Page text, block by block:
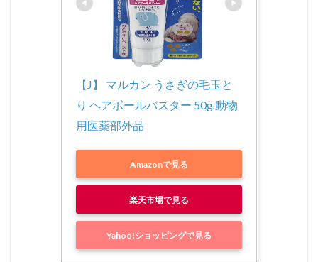
【J】 マルカン うさぎの毛玉と
り ヘアボールバスター 50g 動物
用医薬部外品
Amazonで見る
楽天市場で見る
Yahoo!ショッピングで見る